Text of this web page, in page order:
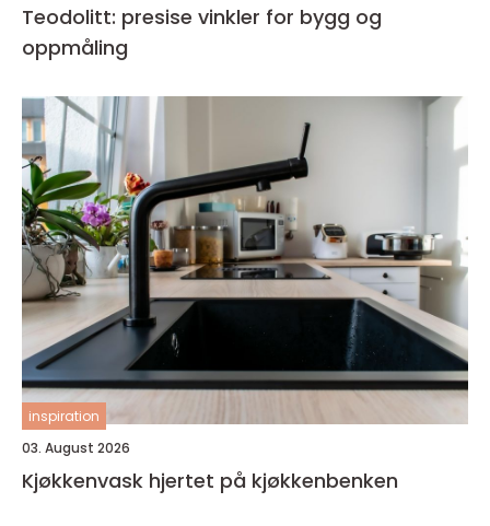
Teodolitt: presise vinkler for bygg og
oppmåling
inspiration
03. August 2026
Kjøkkenvask hjertet på kjøkkenbenken